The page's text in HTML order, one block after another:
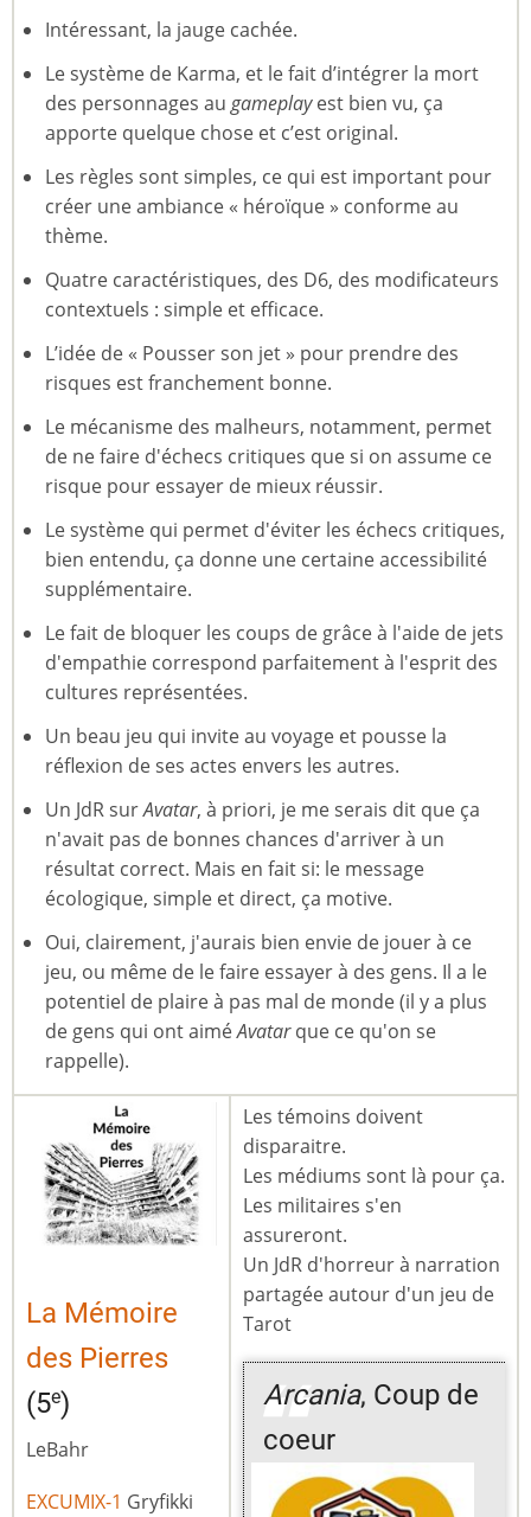
Intéressant, la jauge cachée.
Le système de Karma, et le fait d’intégrer la mort
des personnages au gameplayest bien vu, ça
apporte quelque chose et c’est original.
Les règles sont simples, ce qui est important pour
créer une ambiance « héroïque » conforme au
thème.
Quatre caractéristiques, des D6, des modificateurs
contextuels : simple et efficace.
L’idée de « Pousser son jet » pour prendre des
risques est franchement bonne.
Le mécanisme des malheurs, notamment, permet
de ne faire d'échecs critiques que si on assume ce
risque pour essayer de mieux réussir.
Le système qui permet d'éviter les échecs critiques,
bien entendu, ça donne une certaine accessibilité
supplémentaire.
Le fait de bloquer les coups de grâce à l'aide de jets
d'empathie correspond parfaitement à l'esprit des
cultures représentées.
Un beau jeu qui invite au voyage et pousse la
réflexion de ses actes envers les autres.
Un JdR surAvatar, à priori, je me serais dit que ça
n'avait pas de bonnes chances d'arriver à un
résultat correct. Mais en fait si: le message
écologique, simple et direct, ça motive.
Oui, clairement, j'aurais bien envie de jouer à ce
jeu, ou même de le faire essayer à des gens. Il a le
potentiel de plaire à pas mal de monde (il y a plus
de gens qui ont aiméAvatarque ce qu'on se
rappelle).
La Mémoire
des Pierres
(5e)
LeBahr
EXCUMIX-1 Gryfikki
Les témoins doivent
disparaitre.
Les médiums sont là pour ça.
Les militaires s'en
assureront.
Un JdR d'horreur à narration
partagée autour d'un jeu de
Tarot
Arcania, Coup de
coeur